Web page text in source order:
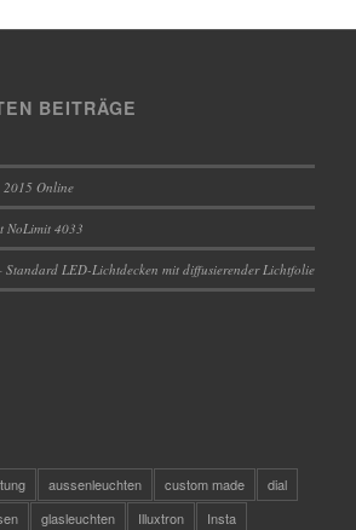
BEITRÄGE
Online
NoLimit 4033
LED-Lichtdecken mit diffusierender Lichtfolie
aussenleuchten custom made
dial
glasleuchten Illuxtron
Insta